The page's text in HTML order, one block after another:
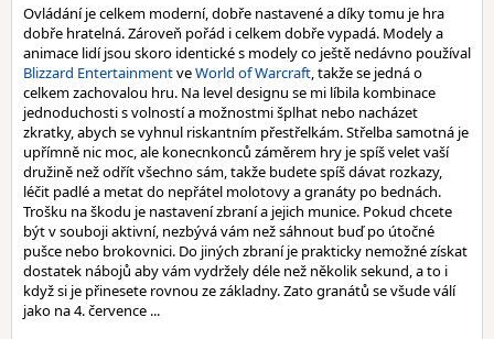
Ovládání je celkem moderní, dobře nastavené a díky tomu je hra
dobře hratelná. Zároveň pořád i celkem dobře vypadá. Modely a
animace lidí jsou skoro identické s modely co ještě nedávno používal
Blizzard EntertainmentveWorld of Warcraft, takže se jedná o
celkem zachovalou hru. Na level designu se mi líbila kombinace
jednoduchosti s volností a možnostmi šplhat nebo nacházet
zkratky, abych se vyhnul riskantním přestřelkám. Střelba samotná je
upřímně nic moc, ale konecnkonců záměrem hry je spíš velet vaší
družině než odřít všechno sám, takže budete spíš dávat rozkazy,
léčit padlé a metat do nepřátel molotovy a granáty po bednách.
Trošku na škodu je nastavení zbraní a jejich munice. Pokud chcete
být v souboji aktivní, nezbývá vám než sáhnout buď po útočné
pušce nebo brokovnici. Do jiných zbraní je prakticky nemožné získat
dostatek nábojů aby vám vydržely déle než několik sekund, a to i
když si je přinesete rovnou ze základny. Zato granátů se všude válí
jako na 4. července ...